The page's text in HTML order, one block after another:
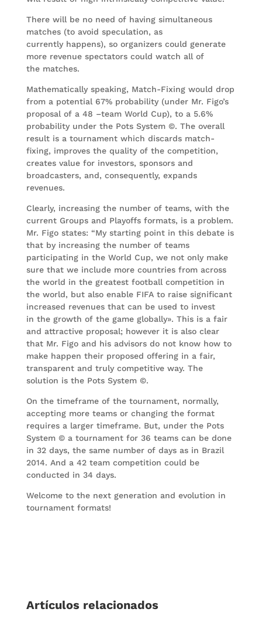
There will be no need of having simultaneous
matches (to avoid speculation, as
currently happens), so organizers could generate
more revenue spectators could watch all of
the matches.
Mathematically speaking, Match-Fixing would drop
from a potential 67% probability (under Mr. Figo’s
proposal of a 48 –team World Cup), to a 5.6%
probability under the Pots System ©. The overall
result is a tournament which discards match-
fixing, improves the quality of the competition,
creates value for investors, sponsors and
broadcasters, and, consequently, expands
revenues.
Clearly, increasing the number of teams, with the
current Groups and Playoffs formats, is a problem.
Mr. Figo states: “My starting point in this debate is
that by increasing the number of teams
participating in the World Cup, we not only make
sure that we include more countries from across
the world in the greatest football competition in
the world, but also enable FIFA to raise significant
increased revenues that can be used to invest
in the growth of the game globally». This is a fair
and attractive proposal; however it is also clear
that Mr. Figo and his advisors do not know how to
make happen their proposed offering in a fair,
transparent and truly competitive way. The
solution is the Pots System ©.
On the timeframe of the tournament, normally,
accepting more teams or changing the format
requires a larger timeframe. But, under the Pots
System © a tournament for 36 teams can be done
in 32 days, the same number of days as in Brazil
2014. And a 42 team competition could be
conducted in 34 days.
Welcome to the next generation and evolution in
tournament formats!
Artículos relacionados